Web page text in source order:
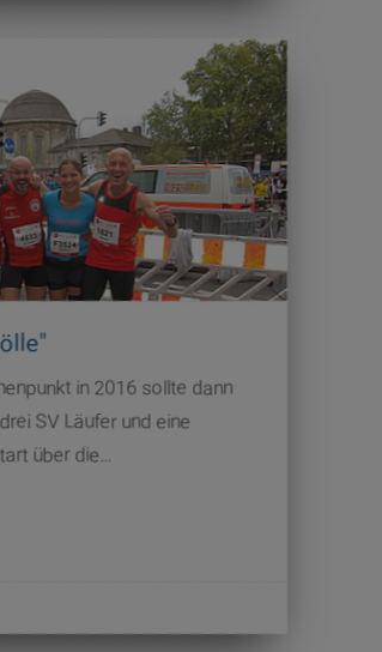
in 2016 sollte dann
SV Läufer und eine
über die…